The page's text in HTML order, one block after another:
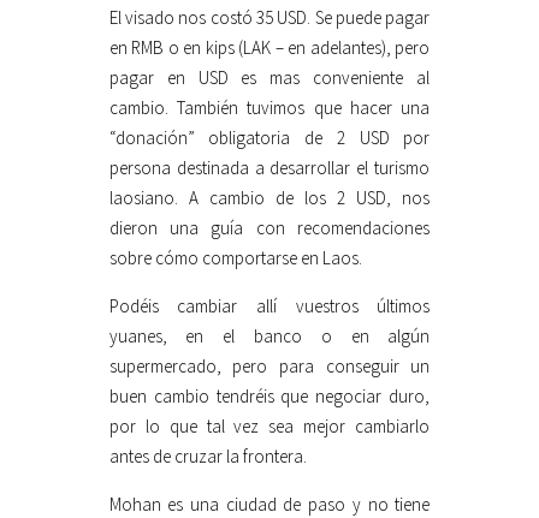
El visado nos costó 35 USD. Se puede pagar
en RMB o en kips (LAK – en adelantes), pero
pagar en USD es mas conveniente al
cambio. También tuvimos que hacer una
“donación” obligatoria de 2 USD por
persona destinada a desarrollar el turismo
laosiano. A cambio de los 2 USD, nos
dieron una guía con recomendaciones
sobre cómo comportarse en Laos.
Podéis cambiar allí vuestros últimos
yuanes, en el banco o en algún
supermercado, pero para conseguir un
buen cambio tendréis que negociar duro,
por lo que tal vez sea mejor cambiarlo
antes de cruzar la frontera.
Mohan es una ciudad de paso y no tiene